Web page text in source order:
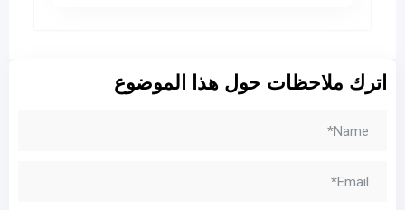
اترك ملاحظات حول هذا الموضوع